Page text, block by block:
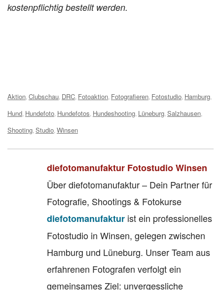
kostenpflichtig bestellt werden.
Tags:
Aktion,Clubschau, DRC, Fotoaktion, Fotografieren, Fotostudio, Hamburg,
Hund, Hundefoto, Hundefotos, Hundeshooting, Lüneburg,Salzhausen,
Shooting,Studio,Winsen
diefotomanufaktur Fotostudio Winsen
Über diefotomanufaktur – Dein Partner für
Fotografie, Shootings & Fotokurse
diefotomanufaktur ist ein professionelles
Fotostudio in Winsen, gelegen zwischen
Hamburg und Lüneburg. Unser Team aus
erfahrenen Fotografen verfolgt ein
gemeinsames Ziel: unvergessliche